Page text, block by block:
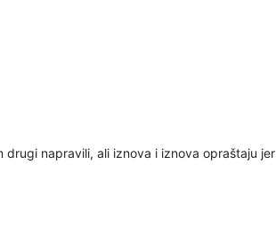
drugi napravili, ali iznova i iznova opraštaju jer